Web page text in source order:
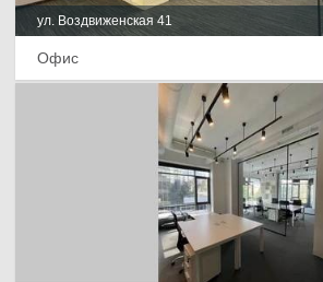
ул. Воздвиженская 41
Офис